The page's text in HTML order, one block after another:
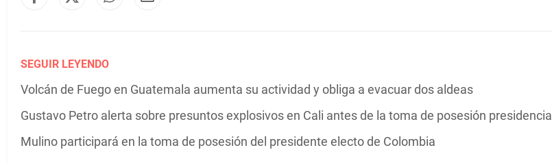
SEGUIR LEYENDO
Volcán de Fuego en Guatemala aumenta su actividad y obliga a evacuar dos aldeas
Gustavo Petro alerta sobre presuntos explosivos en Cali antes de la toma de posesión presidencial
Mulino participará en la toma de posesión del presidente electo de Colombia